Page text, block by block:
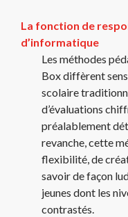
La fonction de
d’informatique
Les méthodes
Box diffèrent
scolaire
d’évaluations
préalablement
revanche, cette
flexibilité, de
savoir de façon
jeunes dont les
contrastés.